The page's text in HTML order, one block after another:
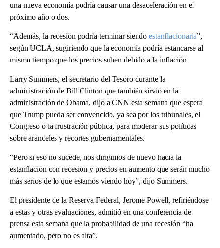
una nueva economía podría causar una desaceleración en el
próximo año o dos.
“Además, la recesión podría terminar siendo estanflacionaria”,
según UCLA, sugiriendo que la economía podría estancarse al
mismo tiempo que los precios suben debido a la inflación.
Larry Summers, el secretario del Tesoro durante la
administración de Bill Clinton que también sirvió en la
administración de Obama, dijo a CNN esta semana que espera
que Trump pueda ser convencido, ya sea por los tribunales, el
Congreso o la frustración pública, para moderar sus políticas
sobre aranceles y recortes gubernamentales.
“Pero si eso no sucede, nos dirigimos de nuevo hacia la
estanflación con recesión y precios en aumento que serán mucho
más serios de lo que estamos viendo hoy”, dijo Summers.
El presidente de la Reserva Federal, Jerome Powell, refiriéndose
a estas y otras evaluaciones, admitió en una conferencia de
prensa esta semana que la probabilidad de una recesión “ha
aumentado, pero no es alta”.